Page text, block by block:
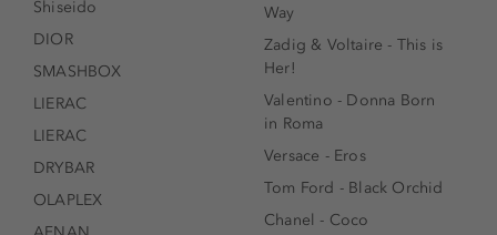
Shiseido
DIOR
SMASHBOX
LIERAC
LIERAC
DRYBAR
OLAPLEX
Way
Zadig & Voltaire - This is
Her!
Valentino - Donna Born
in Roma
Versace - Eros
Tom Ford - Black Orchid
Chanel - Coco